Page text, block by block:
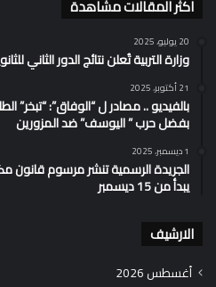
اكثر المقالات مشاهدة
20 يوليو، 2025
وزارة التربية تُعلن نتائج الدور
21 أكتوبر، 2025
بالفيديو .. مصادر ل “الوفاق”: “تبخر”
بفضل حرب ” اليوسف” ضد المزورين
1 ديسمبر، 2025
الجريدة الرسمية تنشر مرسوم قانون
يبدأ من 15 ديسمبر
الارشيف
أغسطس 2026